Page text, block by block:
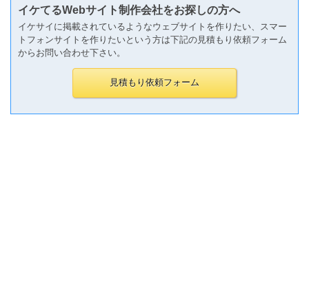
イケてるWebサイト制作会社をお探しの方へ
イケサイに掲載されているようなウェブサイトを作りたい、スマー
トフォンサイトを作りたいという方は下記の見積もり依頼フォーム
からお問い合わせ下さい。